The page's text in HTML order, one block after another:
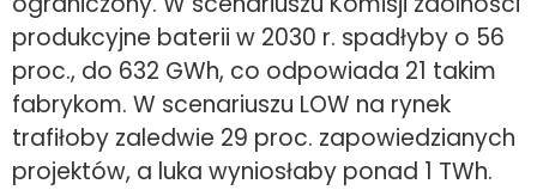
produkcyjne baterii w 2030 r. spadłyby o 56
proc., do 632 GWh, co odpowiada 21 takim
fabrykom. W scenariuszu LOW na rynek
trafiłoby zaledwie 29 proc. zapowiedzianych
projektów, a luka wyniosłaby ponad 1 TWh.